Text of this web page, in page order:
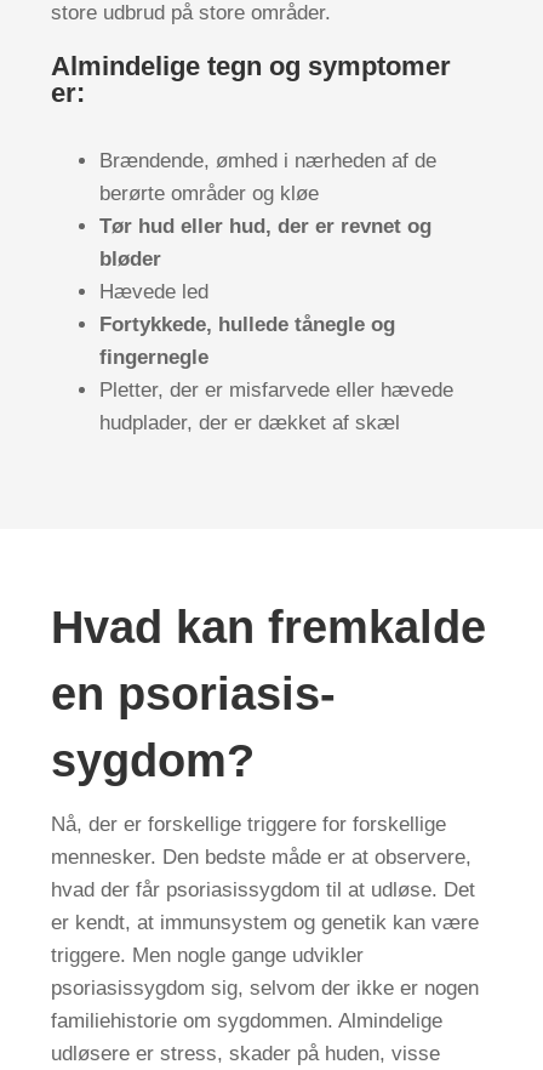
store udbrud på store områder.
Almindelige tegn og symptomer
er:
Brændende, ømhed i nærheden af de
berørte områder og kløe
Tør hud eller hud, der er revnet og
bløder
Hævede led
Fortykkede, hullede tånegle og
fingernegle
Pletter, der er misfarvede eller hævede
hudplader, der er dækket af skæl
Hvad kan fremkalde
en psoriasis-
sygdom?
Nå, der er forskellige triggere for forskellige
mennesker. Den bedste måde er at observere,
hvad der får psoriasissygdom til at udløse. Det
er kendt, at immunsystem og genetik kan være
triggere. Men nogle gange udvikler
psoriasissygdom sig, selvom der ikke er nogen
familiehistorie om sygdommen. Almindelige
udløsere er stress, skader på huden, visse